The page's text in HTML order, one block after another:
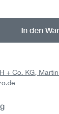
Gib den
In den
+ Co. KG,